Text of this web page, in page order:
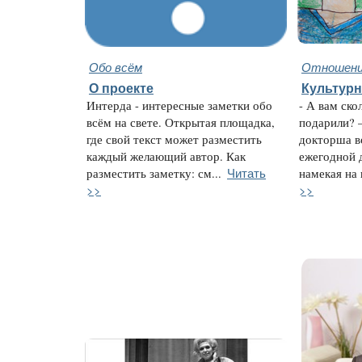
Обо всём
О проекте
Интерда - интересные заметки обо
всём на свете. Открытая площадка,
где свой текст может разместить
каждый желающий автор. Как
разместить заметку: см... Читать
>>
- А вам
подарили?
докторша
ежегодной
намекая
>>